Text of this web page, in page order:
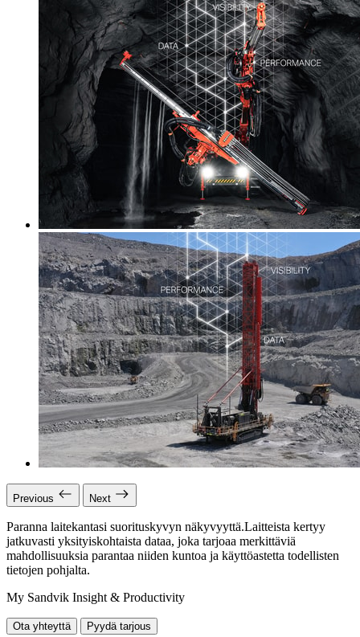
Previous Next
Paranna laitekantasi suorituskyvyn näkyvyyttä.Laitteista kertyy
jatkuvasti yksityiskohtaista dataa, joka tarjoaa merkittäviä
mahdollisuuksia parantaa niiden kuntoa ja käyttöastetta todellisten
tietojen pohjalta.
My Sandvik Insight & Productivity
Ota yhteyttä Pyydä tarjous